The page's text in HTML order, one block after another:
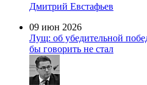
Дмитрий Евстафьев
09 июн 2026
Лущ: об убедительной
бы говорить не стал